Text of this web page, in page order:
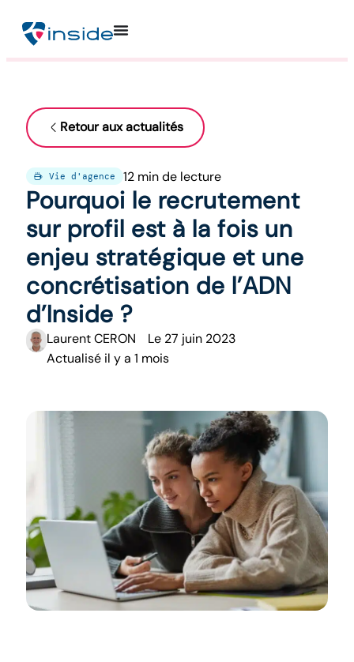
Retour aux actualités
Vie d'agence 12 min de lecture
Pourquoi le recrutement
sur profil est à la fois un
enjeu stratégique et une
concrétisation de l’ADN
d’Inside ?
Laurent CERON Le 27 juin 2023
Actualisé il y a 1 mois